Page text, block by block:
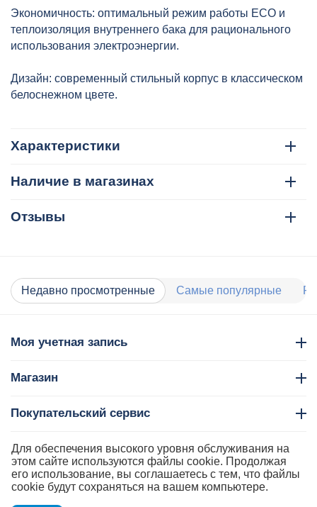
Экономичность: оптимальный режим работы ECO и
теплоизоляция внутреннего бака для рационального
использования электроэнергии.
Дизайн: современный стильный корпус в классическом
белоснежном цвете.
Характеристики
Наличие в магазинах
Отзывы
Недавно просмотренные Самые популярные
Моя учетная запись
Магазин
Покупательский сервис
Контакты
Для обеспечения высокого уровня обслуживания на
этом сайте используются файлы cookie. Продолжая
его использование, вы соглашаетесь с тем, что файлы
cookie будут сохраняться на вашем компьютере.